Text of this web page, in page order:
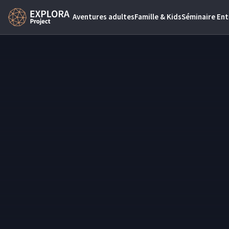
Aventures adultesFamille & KidsSéminaire